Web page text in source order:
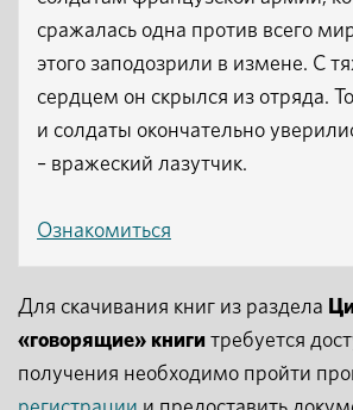
сражалась одна против всего
этого заподозрили в измене. С
сердцем он скрылся из отряда.
и солдаты окончательно
– вражеский лазутчик.
Ознакомиться
Для скачивания книг из раздела
«говорящие» книги требуется
получения необходимо пройти